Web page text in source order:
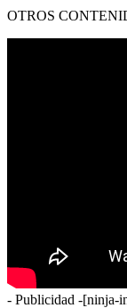
OTROS
- Publicidad -[ninja-